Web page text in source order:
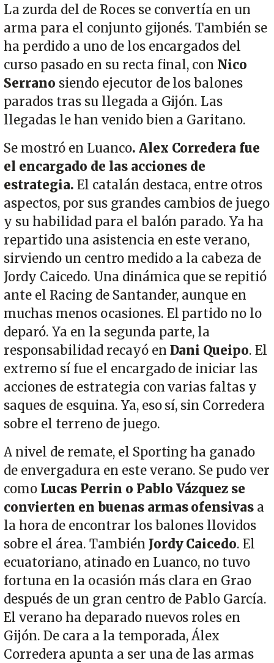
La zurda del de Roces se convertía en un
arma para el conjunto gijonés. También se
ha perdido a uno de los encargados del
curso pasado en su recta final, con Nico
Serrano siendo ejecutor de los balones
parados tras su llegada a Gijón. Las
llegadas le han venido bien a Garitano.
Se mostró en Luanco. Alex Corredera fue
el encargado de las acciones de
estrategia. El catalán destaca, entre otros
aspectos, por sus grandes cambios de juego
y su habilidad para el balón parado. Ya ha
repartido una asistencia en este verano,
sirviendo un centro medido a la cabeza de
Jordy Caicedo. Una dinámica que se repitió
ante el Racing de Santander, aunque en
muchas menos ocasiones. El partido no lo
deparó. Ya en la segunda parte, la
responsabilidad recayó en Dani Queipo. El
extremo sí fue el encargado de iniciar las
acciones de estrategia con varias faltas y
saques de esquina. Ya, eso sí, sin Corredera
sobre el terreno de juego.
A nivel de remate, el Sporting ha ganado
de envergadura en este verano. Se pudo ver
como Lucas Perrin o Pablo Vázquez se
convierten en buenas armas ofensivas a
la hora de encontrar los balones llovidos
sobre el área. También Jordy Caicedo. El
ecuatoriano, atinado en Luanco, no tuvo
fortuna en la ocasión más clara en Grao
después de un gran centro de Pablo García.
El verano ha deparado nuevos roles en
Gijón. De cara a la temporada, Álex
Corredera apunta a ser una de las armas